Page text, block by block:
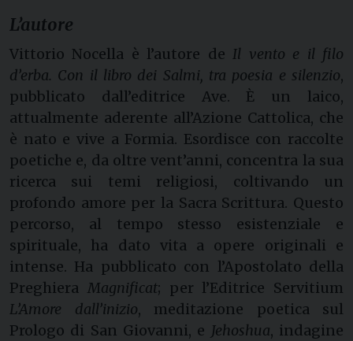
L’autore
Vittorio Nocella è l’autore deIl vento e il filo
d’erba. Con il libro dei Salmi, tra poesia e silenzio,
pubblicato dall’editrice Ave. È un laico,
attualmente aderente all’Azione Cattolica, che
è nato e vive a Formia. Esordisce con raccolte
poetiche e, da oltre vent’anni, concentra la sua
ricerca sui temi religiosi, coltivando un
profondo amore per la Sacra Scrittura. Questo
percorso, al tempo stesso esistenziale e
spirituale, ha dato vita a opere originali e
intense. Ha pubblicato con l’Apostolato della
Preghiera Magnificat; per l’Editrice Servitium
L’Amore dall’inizio, meditazione poetica sul
Prologo di San Giovanni, e Jehoshua, indagine